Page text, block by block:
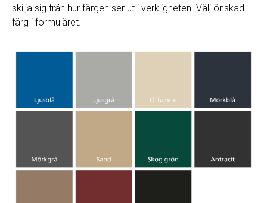
skilja sig från hur färgen ser ut i verkligheten. Välj önskad
färg i formuläret.